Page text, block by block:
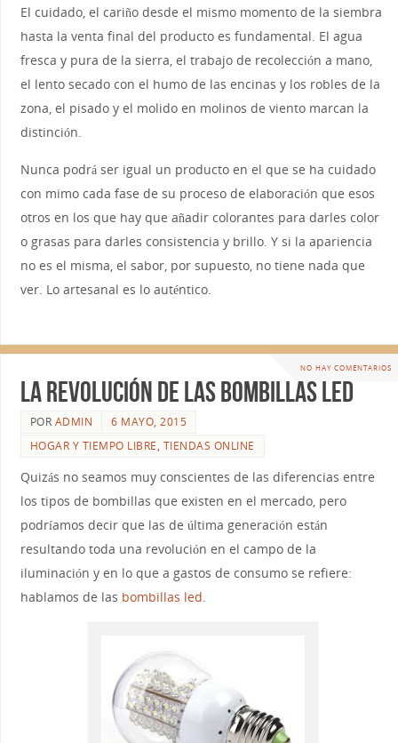
El cuidado, el cariño desde el mismo momento de la siembra
hasta la venta final del producto es fundamental. El agua
fresca y pura de la sierra, el trabajo de recolección a mano,
el lento secado con el humo de las encinas y los robles de la
zona, el pisado y el molido en molinos de viento marcan la
distinción.
Nunca podrá ser igual un producto en el que se ha cuidado
con mimo cada fase de su proceso de elaboración que esos
otros en los que hay que añadir colorantes para darles color
o grasas para darles consistencia y brillo. Y si la apariencia
no es el misma, el sabor, por supuesto, no tiene nada que
ver. Lo artesanal es lo auténtico.
NO HAY COMENTARIOS
La revolución de las bombillas LED
POR ADMIN
6 MAYO, 2015
HOGAR Y TIEMPO LIBRE, TIENDAS ONLINE
Quizás no seamos muy conscientes de las diferencias entre
los tipos de bombillas que existen en el mercado, pero
podríamos decir que las de última generación están
resultando toda una revolución en el campo de la
iluminación y en lo que a gastos de consumo se refiere:
hablamos de las bombillas led.